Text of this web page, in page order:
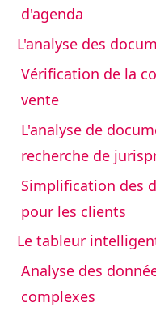
d'agenda
L'analyse des
Vérification de la
vente
L'analyse de
recherche de
Simplification des
pour les clients
Le tableur
Analyse des
complexes